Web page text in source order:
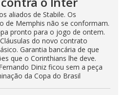
aliados de Stabile. Os
de Memphis não se conformam.
pronto para o jogo de ontem.
do novo contrato
Garantia bancária de que
que o Corinthians lhe deve.
Diniz ficou sem a peça
da Copa do Brasil